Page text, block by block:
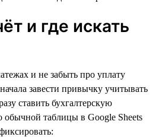
и где искать
и не забыть про уплату
завести привычку учитывать
ставить бухгалтерскую
таблицы в Google Sheets